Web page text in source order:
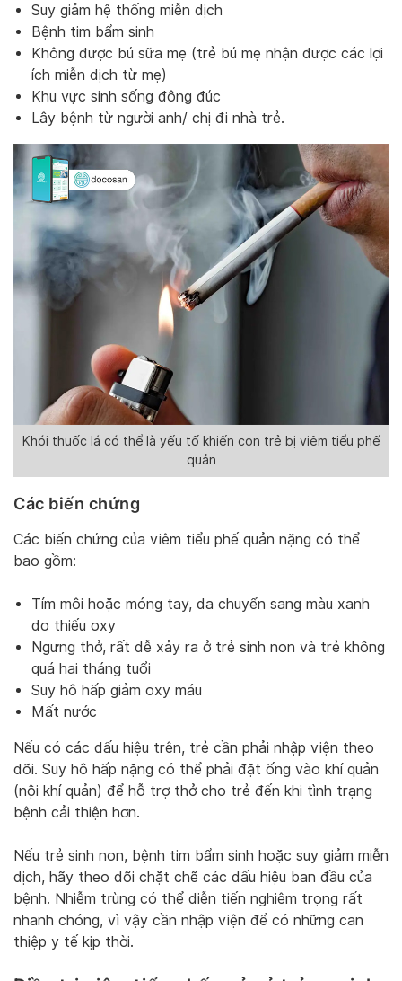
Suy giảm hệ thống miễn dịch
Bệnh tim bẩm sinh
Không được bú sữa mẹ (trẻ bú mẹ nhận được các lợi
ích miễn dịch từ mẹ)
Khu vực sinh sống đông đúc
Lây bệnh từ người anh/ chị đi nhà trẻ.
Khói thuốc lá có thể là yếu tố khiến con trẻ bị viêm tiểu phế
quản
Các biến chứng
Các biến chứng của viêm tiểu phế quản nặng có thể
bao gồm:
Tím môi hoặc móng tay, da chuyển sang màu xanh
do thiếu oxy
Ngưng thở, rất dễ xảy ra ở trẻ sinh non và trẻ không
quá hai tháng tuổi
Suy hô hấp giảm oxy máu
Mất nước
Nếu có các dấu hiệu trên, trẻ cần phải nhập viện theo
dõi. Suy hô hấp nặng có thể phải đặt ống vào khí quản
(nội khí quản) để hỗ trợ thở cho trẻ đến khi tình trạng
bệnh cải thiện hơn.
Nếu trẻ sinh non, bệnh tim bẩm sinh hoặc suy giảm miễn
dịch, hãy theo dõi chặt chẽ các dấu hiệu ban đầu của
bệnh. Nhiễm trùng có thể diễn tiến nghiêm trọng rất
nhanh chóng, vì vậy cần nhập viện để có những can
thiệp y tế kịp thời.